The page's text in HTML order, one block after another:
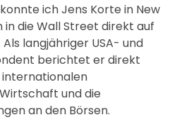
ich Jens Korte in New
in die Wall Street direkt auf
langjähriger USA- und
berichtet er direkt
internationalen
und die
an den Börsen.